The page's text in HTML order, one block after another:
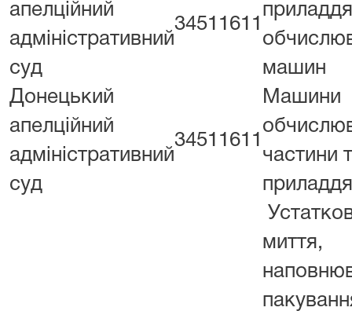
апелційний
адміністративний
суд
34511611
машин
Донецький
апелційний
адміністративний
суд
34511611
Машини
частини
миття,